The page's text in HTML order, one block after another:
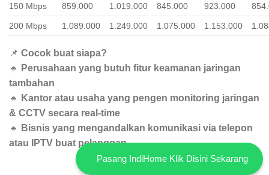
150 Mbps 859.000 1.019.000 845.000 923.000
200 Mbps 1.089.000 1.249.000 1.075.000 1.153.000
📌 Cocok buat siapa?
🔹
Perusahaan yang butuh fitur keamanan jaringan
tambahan
🔹
Kantor atau usaha yang pengen monitoring jaringan
& CCTV secara real-time
🔹
Bisnis yang mengandalkan komunikasi via telepon
atau IPTV buat pelanggan
Pasang IndiHome Klik Disini Sekarang